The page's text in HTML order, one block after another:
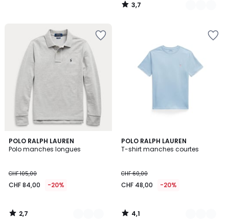
3,7
/
POLO RALPH LAUREN
Polo manches longues
CHF 105,00
CHF 84,00 -20%
2,7
/ 5
2
Couleurs
2,7
/
POLO RALPH LAUREN
T-shirt manches courtes
CHF 60,00
CHF 48,00 -20%
4,1
/ 5
3
Couleurs
4,1
/